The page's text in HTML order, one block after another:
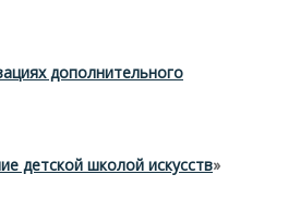
дополнительного
детской школой искусств»